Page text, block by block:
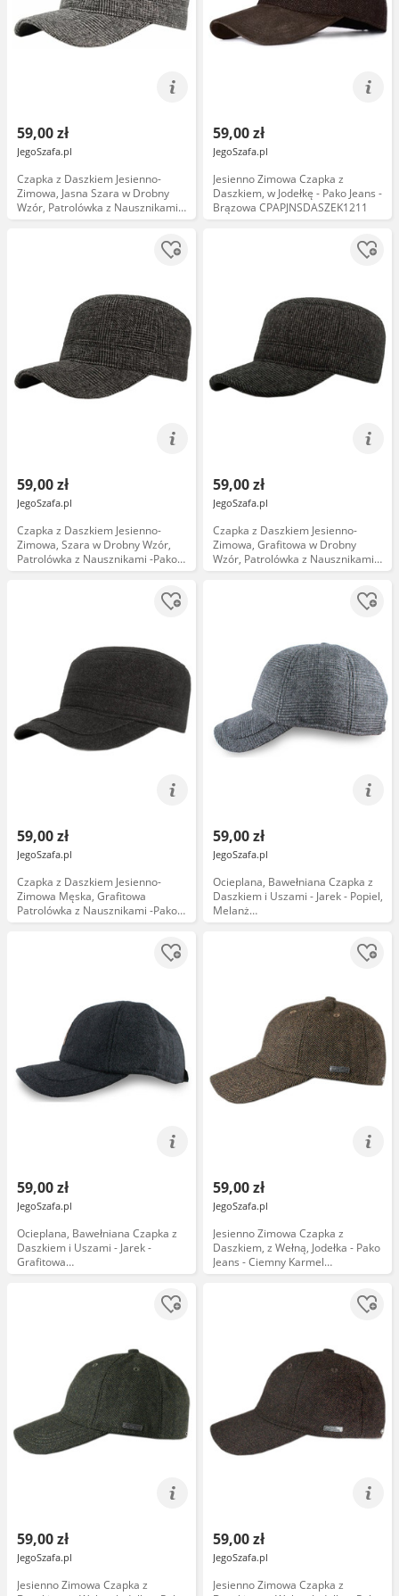
59,00 zł
JegoSzafa.pl
Czapka z Daszkiem Jesienno-
Zimowa, Jasna Szara w Drobny
Wzór, Patrolówka z Nausznikami -
Pako Jeans CPAPJNSDASZEK1195
59,00 zł
JegoSzafa.pl
Jesienno Zimowa Czapka z
Daszkiem, w Jodełkę - Pako Jeans -
Brązowa CPAPJNSDASZEK1211
59,00 zł
JegoSzafa.pl
Czapka z Daszkiem Jesienno-
Zimowa, Szara w Drobny Wzór,
Patrolówka z Nausznikami -Pako
Jeans CPAPJNSDASZEK1193
59,00 zł
JegoSzafa.pl
Czapka z Daszkiem Jesienno-
Zimowa, Grafitowa w Drobny
Wzór, Patrolówka z Nausznikami -
Pako Jeans CPAPJNSDASZEK1192
59,00 zł
JegoSzafa.pl
Czapka z Daszkiem Jesienno-
Zimowa Męska, Grafitowa
Patrolówka z Nausznikami -Pako
Jeans CPAPJNSDASZEK1191
59,00 zł
JegoSzafa.pl
Ocieplana, Bawełniana Czapka z
Daszkiem i Uszami - Jarek - Popiel,
Melanż
CPAJARzimDASZEKuszyPPmel
59,00 zł
JegoSzafa.pl
Ocieplana, Bawełniana Czapka z
Daszkiem i Uszami - Jarek -
Grafitowa
CPAJARzimDASZEKuszyGRAF
59,00 zł
JegoSzafa.pl
Jesienno Zimowa Czapka z
Daszkiem, z Wełną, Jodełka - Pako
Jeans - Ciemny Karmel
CPAPJNSDASZEK1443
59,00 zł
JegoSzafa.pl
Jesienno Zimowa Czapka z
59,00 zł
JegoSzafa.pl
Jesienno Zimowa Czapka z